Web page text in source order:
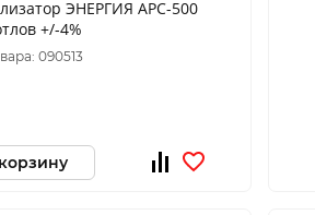
ЭНЕРГИЯ АРС-500
+/-4%
090513